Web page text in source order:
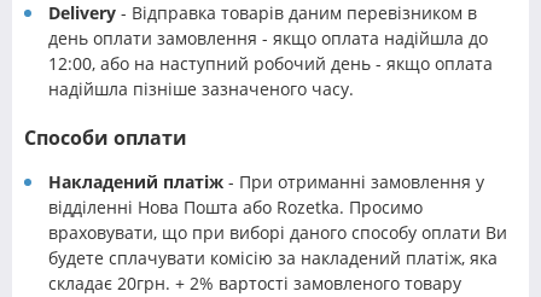
Delivery - Відправка товарів даним перевізником в
день оплати замовлення - якщо оплата надійшла до
12:00, або на наступний робочий день - якщо оплата
надійшла пізніше зазначеного часу.
Способи оплати
Накладений платіж - При отриманні замовлення у
відділенні Нова Пошта або Rozetka. Просимо
враховувати, що при виборі даного способу оплати Ви
будете сплачувати комісію за накладений платіж, яка
складає 20грн. + 2% вартості замовленого товару